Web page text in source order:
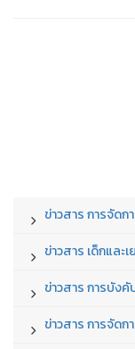
ข่าวสาร การจัด
ข่าวสาร เด็กและเ
ข่าวสาร การบังคั
ข่าวสาร การจัดก